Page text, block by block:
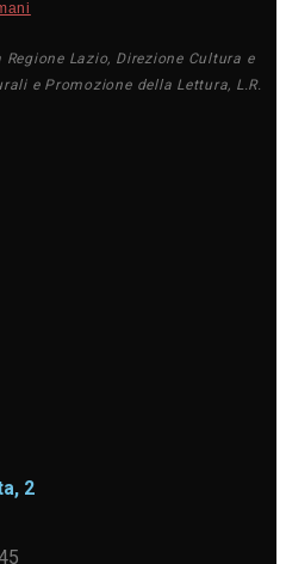
Lazio, Direzione Cultura e
e Promozione della Lettura, L.R.
2